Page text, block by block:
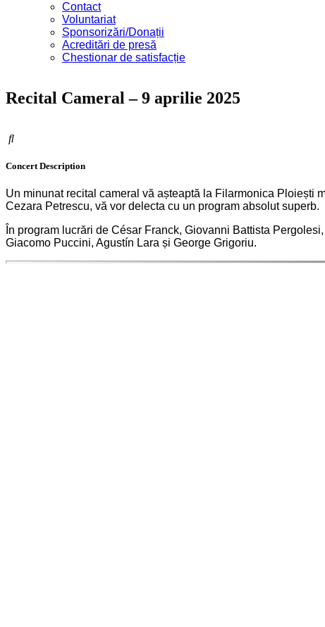
Contact
Voluntariat
Sponsorizări/Donații
Acreditări de presă
Chestionar de satisfacție
Recital Cameral – 9 aprilie 2025
Concert Description
Un minunat recital cameral vă așteaptă la Filarmonica Ploiești
Cezara Petrescu, vă vor delecta cu un program absolut superb.
În program lucrări de César Franck, Giovanni Battista
Giacomo Puccini, Agustín Lara și George Grigoriu.